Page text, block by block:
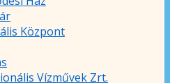
Központ
Vízművek Zrt.